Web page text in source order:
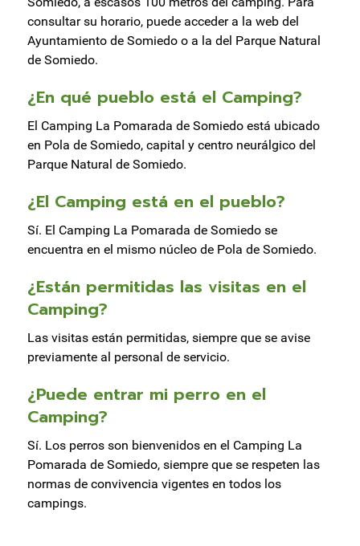
consultar su horario, puede acceder a la web del
Ayuntamiento de Somiedo o a la del Parque Natural
de Somiedo.
¿En qué pueblo está el Camping?
El Camping La Pomarada de Somiedo está ubicado
en Pola de Somiedo, capital y centro neurálgico del
Parque Natural de Somiedo.
¿El Camping está en el pueblo?
Sí. El Camping La Pomarada de Somiedo se
encuentra en el mismo núcleo de Pola de Somiedo.
¿Están permitidas las visitas en el
Camping?
Las visitas están permitidas, siempre que se avise
previamente al personal de servicio.
¿Puede entrar mi perro en el
Camping?
Sí. Los perros son bienvenidos en el Camping La
Pomarada de Somiedo, siempre que se respeten las
normas de convivencia vigentes en todos los
campings.